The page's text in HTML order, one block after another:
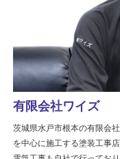
有限会社ワイズ
茨城県水戸市根本の有限会
を中心に施工する塗装工事